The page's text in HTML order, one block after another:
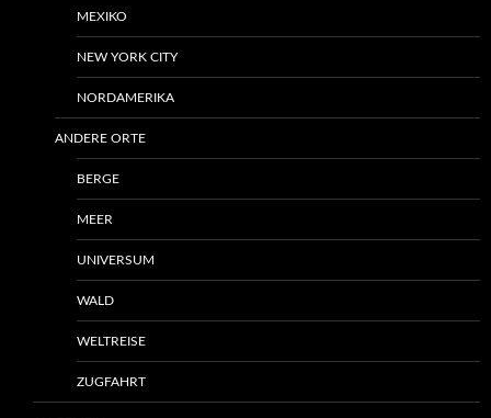
MEXIKO
NEW YORK CITY
NORDAMERIKA
ANDERE ORTE
BERGE
MEER
UNIVERSUM
WALD
WELTREISE
ZUGFAHRT